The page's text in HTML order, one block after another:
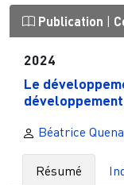
Publication
2024
Le
Béatrice
Résumé